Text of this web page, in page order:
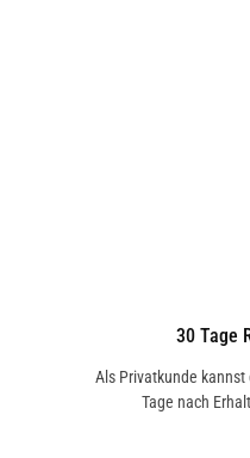
30 Tage
Als Privatkunde
Tage nach